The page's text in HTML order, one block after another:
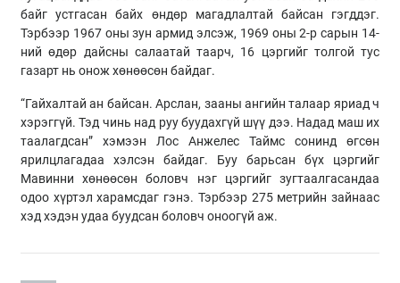
байг устгасан байх өндөр магадлалтай байсан гэгддэг.
Тэрбээр 1967 оны зун армид элсэж, 1969 оны 2-р сарын 14-
ний өдөр дайсны салаатай таарч, 16 цэргийг толгой тус
газарт нь онож хөнөөсөн байдаг.
“Гайхалтай ан байсан. Арслан, зааны ангийн талаар яриад ч
хэрэггүй. Тэд чинь над руу буудахгүй шүү дээ. Надад маш их
таалагдсан” хэмээн Лос Анжелес Таймс сонинд өгсөн
ярилцлагадаа хэлсэн байдаг. Буу барьсан бүх цэргийг
Мавинни хөнөөсөн боловч нэг цэргийг зугтаалгасандаа
одоо хүртэл харамсдаг гэнэ. Тэрбээр 275 метрийн зайнаас
хэд хэдэн удаа буудсан боловч оноогүй аж.